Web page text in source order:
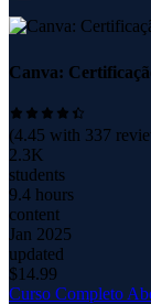
Canva:
(4.45 with 337
2.3K
students
9.4 hours
content
Jan 2025
updated
$14.99
Curso Completo